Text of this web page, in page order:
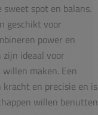
spot en balans.
geschikt voor
power en
ideaal voor
maken. Een
en precisie en is
willen